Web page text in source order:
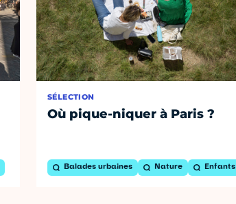
SÉLECTION
Où pique-niquer à Paris ?
Balades urbaines Nature Enfants